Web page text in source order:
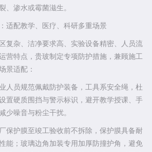
、渗水或霉菌滋生。
适配教学、医疗、科研多重场景
复杂、洁净要求高、实验设备精密、人员流
营特点，贵玻制定专项防护措施，兼顾施工
景适配：
人员规范佩戴防护装备，工具系安全绳，杜
置硬质围挡与警示标识，避开教学授课、手
少噪音与粉尘干扰。
保护膜至竣工验收前不拆除，保护膜具备耐
能；玻璃边角加装专用加厚防撞护角，避免